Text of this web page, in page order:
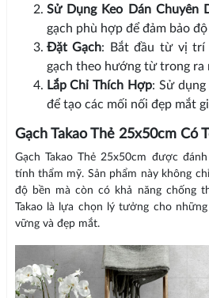
Sử Dụng Keo Dán Chuyên
gạch phù hợp để đảm bảo
Đặt Gạch: Bắt đầu từ vị trí
gạch theo hướng từ trong ra
Lắp Chỉ Thích Hợp: Sử
để tạo các mối nối đẹp mắt
Gạch Takao Thẻ 25x50cm Có
Gạch Takao Thẻ 25x50cm được
tính thẩm mỹ. Sản phẩm này không
độ bền mà còn có khả năng chống
Takao là lựa chọn lý tưởng cho
vững và đẹp mắt.